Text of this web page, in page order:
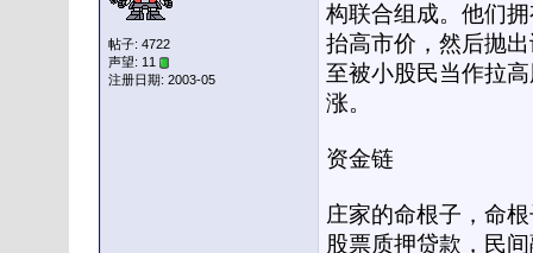
帖子: 4722
声望: 11
注册日期: 2003-05
构联合组成。他们
抬高市价，然后抛
至被小股民当作拉
涨。
资金链
庄家的命根子，命
股票质押贷款，民